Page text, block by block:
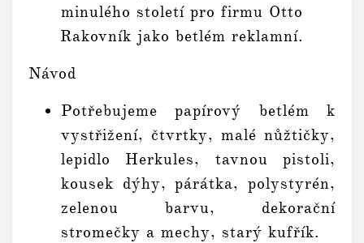
minulého století pro firmu Otto
Rakovník jako betlém reklamní.
Návod
Potřebujeme papírový betlém k
vystřižení, čtvrtky, malé nůžtičky,
lepidlo Herkules, tavnou pistoli,
kousek dýhy, párátka, polystyrén,
zelenou barvu, dekorační
stromečky a mechy, starý kufřík.